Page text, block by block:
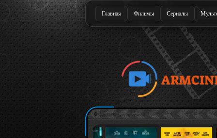
Главная Фильмы Сериалы